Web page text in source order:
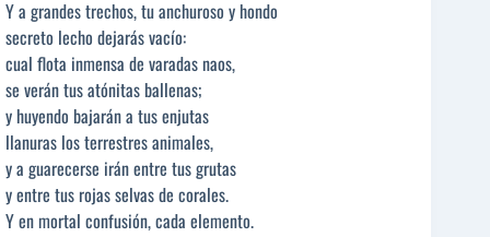
Y a grandes trechos, tu anchuroso y hondo
secreto lecho dejarás vacío:
cual flota inmensa de varadas naos,
se verán tus atónitas ballenas;
y huyendo bajarán a tus enjutas
llanuras los terrestres animales,
y a guarecerse irán entre tus grutas
y entre tus rojas selvas de corales.
Y en mortal confusión, cada elemento.